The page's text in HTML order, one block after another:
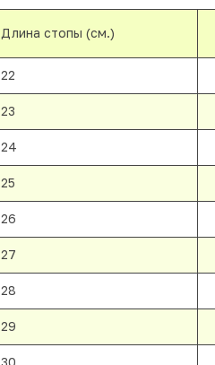
Длина стопы (см.)
22
23
24
25
26
27
28
29
30